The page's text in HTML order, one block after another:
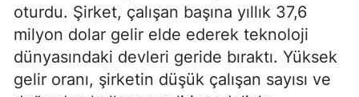
oturdu. Şirket, çalışan başına yıllık 37,6
milyon dolar gelir elde ederek teknoloji
dünyasındaki devleri geride bıraktı. Yüksek
gelir oranı, şirketin düşük çalışan sayısı ve